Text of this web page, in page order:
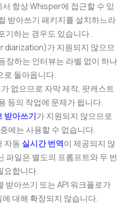
항상 Whisper에 접근할 수 있
받아쓰기 패키지를 설치하느라
기하는 경우도 있습니다.
diarization)가 지원되지 않으므
장하는 인터뷰는 라벨 없이 하나
로 돌아옵니다.
없으므로 자막 제작, 팟캐스트
등의 작업에 문제가 됩니다.
받아쓰기가 지원되지 않으므로
에는 사용할 수 없습니다.
자동 실시간 번역이 제공되지 않
파일은 별도의 프롬프트와 두 번
요합니다.
받아쓰기 또는 API 워크플로가
대해 확장되지 않습니다.